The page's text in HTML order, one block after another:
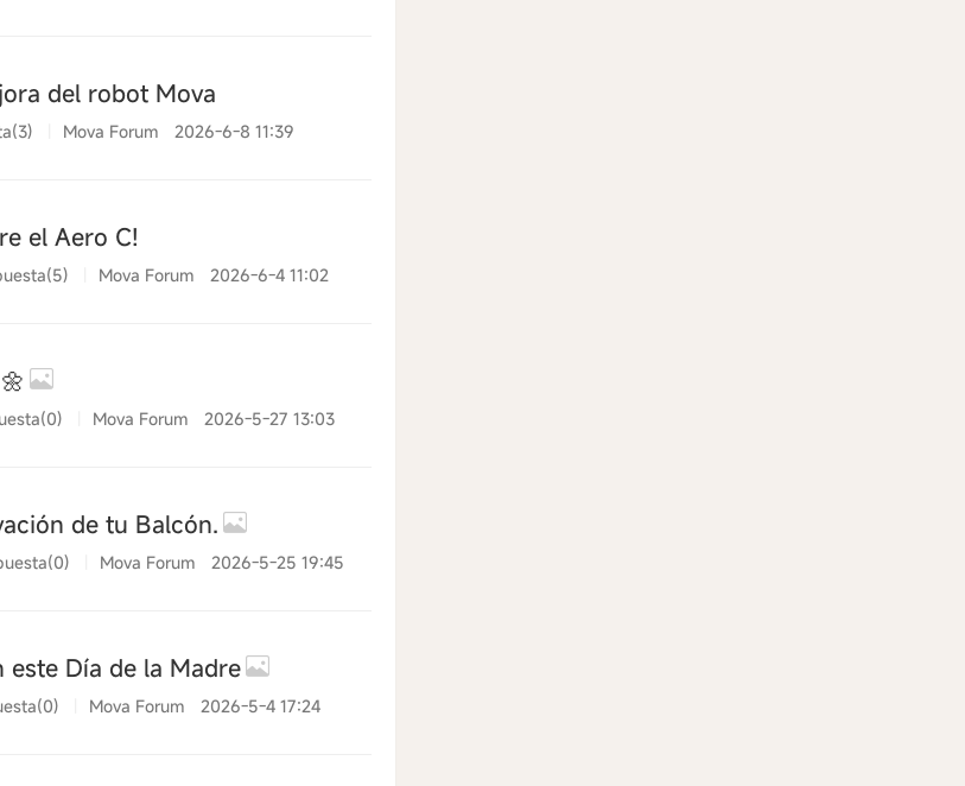
del robot Mova
Mova Forum 2026-6-8 11:39
el Aero C!
Mova Forum 2026-6-4 11:02
Mova Forum 2026-5-27 13:03
de tu Balcón.
Mova Forum 2026-5-25 19:45
este Día de la Madre
Mova Forum 2026-5-4 17:24